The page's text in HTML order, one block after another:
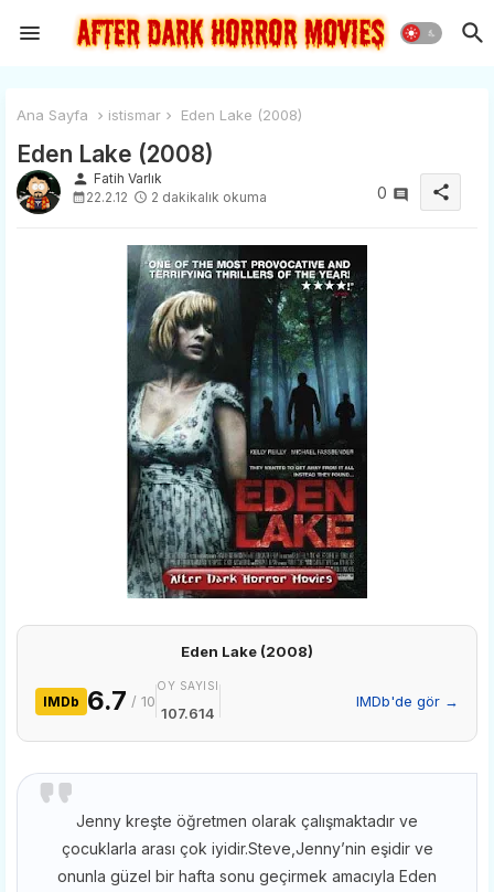
Ana Sayfa istismar Eden Lake (2008)
Eden Lake (2008)
person Fatih Varlık
22.2.12
2 dakikalık okuma 0 share
Eden Lake (2008)
IMDb 6.7 / 10
OY SAYISI
107.614
IMDb'de gör →
Jenny kreşte öğretmen olarak çalışmaktadır ve
çocuklarla arası çok iyidir.Steve,Jenny’nin eşidir ve
onunla güzel bir hafta sonu geçirmek amacıyla Eden